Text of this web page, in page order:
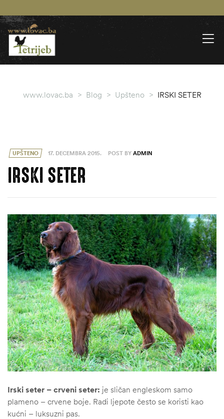
www.lovac.ba > Blog > Upšteno > IRSKI SETER
UPŠTENO 17. DECEMBRA 2015. POST BY ADMIN
IRSKI SETER
Irski seter – crveni seter: je sličan engleskom samo
plameno – crvene boje. Radi ljepote često se koristi kao
kućni – luksuzni pas.